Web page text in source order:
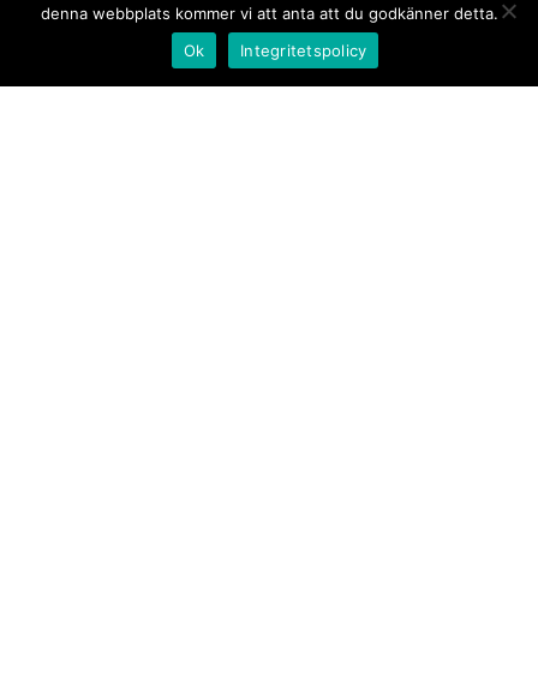
denna webbplats kommer vi att anta att du godkänner detta.
Ok
Integritetspolicy